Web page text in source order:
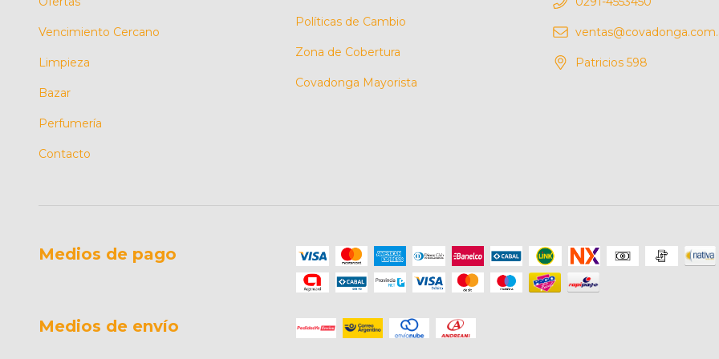
Vencimiento Cercano
Limpieza
Bazar
Perfumería
Contacto
Políticas de Cambio
Zona de Cobertura
Covadonga Mayorista
Patricios 598
Medios de pago
Medios de envío